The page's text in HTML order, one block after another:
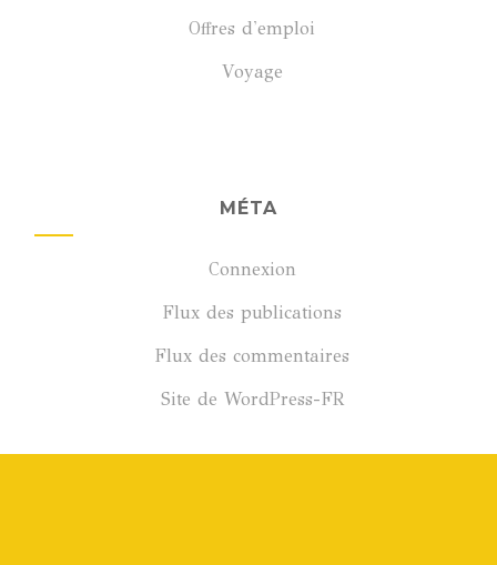
Offres d'emploi
Voyage
MÉTA
Connexion
Flux des publications
Flux des commentaires
Site de WordPress-FR